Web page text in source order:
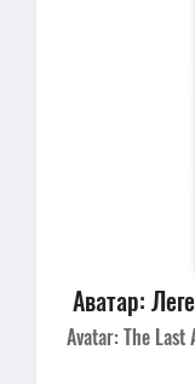
Аватар:
Avatar: The